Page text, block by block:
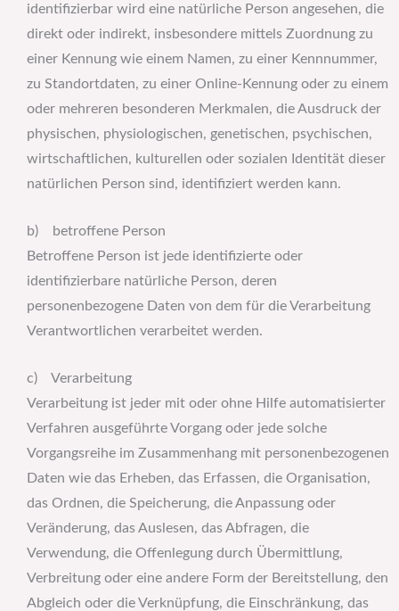
identifizierbar wird eine natürliche Person angesehen, die
direkt oder indirekt, insbesondere mittels Zuordnung zu
einer Kennung wie einem Namen, zu einer Kennnummer,
zu Standortdaten, zu einer Online-Kennung oder zu einem
oder mehreren besonderen Merkmalen, die Ausdruck der
physischen, physiologischen, genetischen, psychischen,
wirtschaftlichen, kulturellen oder sozialen Identität dieser
natürlichen Person sind, identifiziert werden kann.
b) betroffene Person
Betroffene Person ist jede identifizierte oder
identifizierbare natürliche Person, deren
personenbezogene Daten von dem für die Verarbeitung
Verantwortlichen verarbeitet werden.
c) Verarbeitung
Verarbeitung ist jeder mit oder ohne Hilfe automatisierter
Verfahren ausgeführte Vorgang oder jede solche
Vorgangsreihe im Zusammenhang mit personenbezogenen
Daten wie das Erheben, das Erfassen, die Organisation,
das Ordnen, die Speicherung, die Anpassung oder
Veränderung, das Auslesen, das Abfragen, die
Verwendung, die Offenlegung durch Übermittlung,
Verbreitung oder eine andere Form der Bereitstellung, den
Abgleich oder die Verknüpfung, die Einschränkung, das